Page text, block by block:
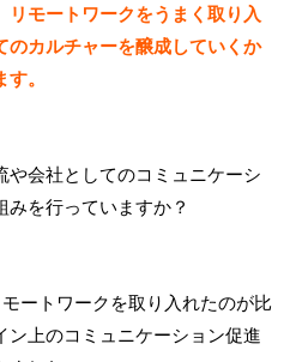
リモートワークをうまく取り入
のカルチャーを醸成していくか
。
や会社としてのコミュニケーシ
みを行っていますか？
ートワークを取り入れたのが比
ン上のコミュニケーション促進